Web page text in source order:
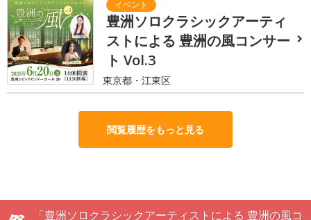
豊洲ソロクラシックアーティ
ストによる 豊洲の風コンサー
ト Vol.3
東京都・江東区
閲覧履歴をもっと見る
「豊洲ソロクラシックアーティストによる 豊洲の風コ